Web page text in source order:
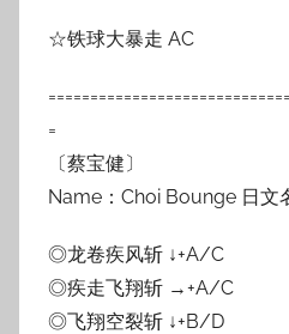
☆铁球大暴走 AC
=
〔蔡宝健〕
Name：Choi Bounge 日文
◎龙卷疾风斩 ↓+A/C
◎疾走飞翔斩 →+A/C
◎飞翔空裂斩 ↓+B/D